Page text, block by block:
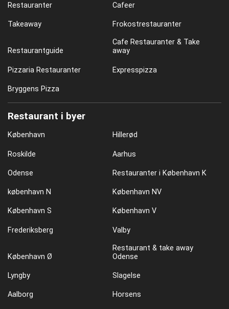
Restauranter Cafeer
Takeaway Frokostrestauranter
Restaurantguide
Cafe Restauranter & Take
away
Pizzaria Restauranter Expresspizza
Bryggens Pizza
Restaurant i byer
København Hillerød
Roskilde Aarhus
Odense Restauranter i København K
københavn N København NV
København S København V
Frederiksberg Valby
København Ø
Restaurant & take away
Odense
Lyngby Slagelse
Aalborg Horsens